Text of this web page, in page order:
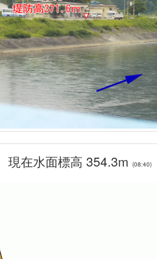
現在水面標高 354.3m (08:40)